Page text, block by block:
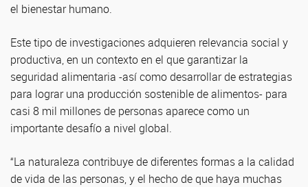
el bienestar humano.
Este tipo de investigaciones adquieren relevancia social y
productiva, en un contexto en el que garantizar la
seguridad alimentaria -así como desarrollar de estrategias
para lograr una producción sostenible de alimentos- para
casi 8 mil millones de personas aparece como un
importante desafío a nivel global.
“La naturaleza contribuye de diferentes formas a la calidad
de vida de las personas, y el hecho de que haya muchas